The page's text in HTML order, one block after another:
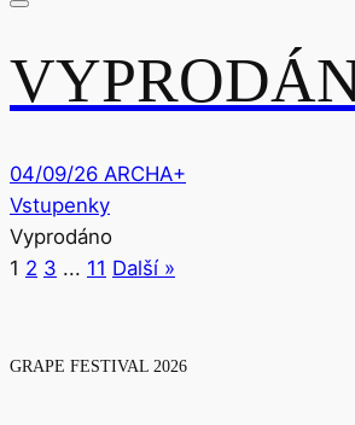
04/09/26 ARCHA+
Vstupenky
Vyprodáno
1 2 3 ... 11 Další »
GRAPE FESTIVAL 2026